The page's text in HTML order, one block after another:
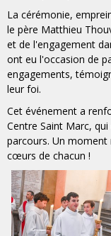
La cérémonie,
le père Matthieu
et de l'engagement
ont eu l'occasion de
engagements,
leur foi.
Cet événement a
Centre Saint Marc,
parcours. Un moment
cœurs de chacun !